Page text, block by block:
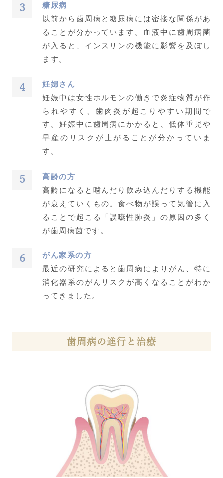
糖尿病
以前から歯周病と糖尿病には密接な関係があ
ることが分かっています。血液中に歯周病菌
が入ると、インスリンの機能に影響を及ぼし
ます。
妊婦さん
妊娠中は女性ホルモンの働きで炎症物質が作
られやすく、歯肉炎が起こりやすい期間で
す。妊娠中に歯周病にかかると、低体重児や
早産のリスクが上がることが分かっていま
す。
高齢の方
高齢になると噛んだり飲み込んだりする機能
が衰えていくもの。食べ物が誤って気管に入
ることで起こる「誤嚥性肺炎」の原因の多く
が歯周病菌です。
がん家系の方
最近の研究によると歯周病によりがん、特に
消化器系のがんリスクが高くなることがわか
ってきました。
歯周病の進行と治療